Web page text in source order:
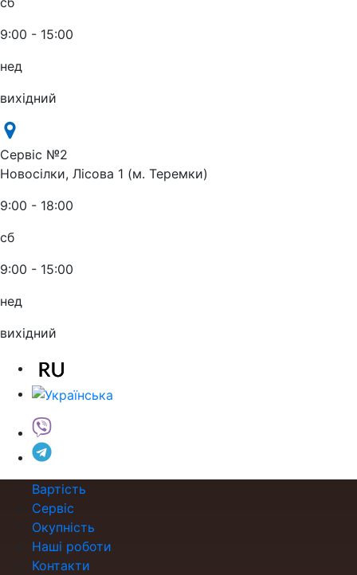
9:00 - 15:00
нед
вихідний
Сервіс №2
Новосілки, Лісова 1 (м. Теремки)
9:00 - 18:00
сб
9:00 - 15:00
нед
вихідний
Вартість
Сервіс
Окупність
Наші роботи
Контакти